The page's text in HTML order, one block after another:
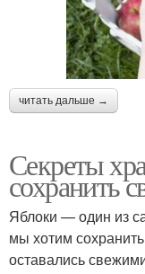
читать дальше →
Секреты
сохранить
Яблоки — один из
мы хотим
оставались